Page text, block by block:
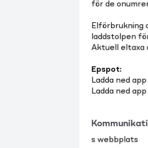
för de
Elförbrukning
laddstolpen
Aktuell eltaxa
Epspot:
Ladda ned
Ladda ned
s webbplats